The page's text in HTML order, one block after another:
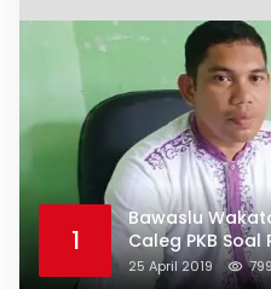
1
Bawaslu
Caleg PKB
25 April 2019 799